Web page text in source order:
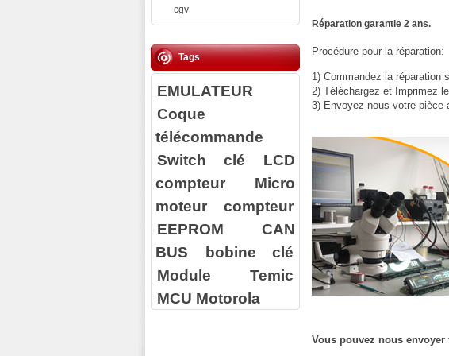
cgv
Tags
EMULATEUR
Coque
télécommande
Switch clé
LCD
compteur
Micro
moteur compteur
EEPROM
CAN
BUS
bobine clé
Module Temic
MCU Motorola
Réparation garantie 2 ans.
Procédure pour la réparation:
1) Commandez la réparation
2) Téléchargez et Imprimez
3) Envoyez nous votre pièce
Vous pouvez nous